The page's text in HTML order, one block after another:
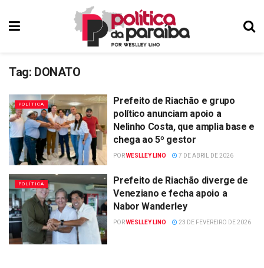
Tag: DONATO
POLÍTICA
Prefeito de Riachão e grupo
político anunciam apoio a
Nelinho Costa, que amplia base e
chega ao 5º gestor
PORWESLLEY LINO 7 DE ABRIL DE 2026
POLÍTICA
Prefeito de Riachão diverge de
Veneziano e fecha apoio a
Nabor Wanderley
PORWESLLEY LINO 23 DE FEVEREIRO DE 2026